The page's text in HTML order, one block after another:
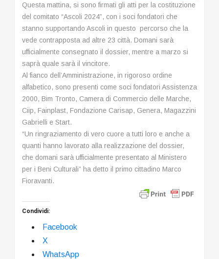
Questa mattina, si sono firmati gli atti per la costituzione
del comitato “Ascoli 2024”, con i soci fondatori che
stanno supportando Ascoli in questo percorso che la
vede contrapposta ad altre 23 città. Domani sarà
ufficialmente consegnato il dossier, mentre a marzo si
saprà quale sarà il vincitore.
Al fianco dell’Amministrazione, in rigoroso ordine
alfabetico, sono presenti come soci fondatori Assistenza
2000, Bim Tronto, Camera di Commercio delle Marche,
Ciip, Fainplast, Fondazione Carisap, Genera, Magazzini
Gabrielli e Start.
“Un ringraziamento di vero cuore a tutti loro e anche a
quanti hanno lavorato alla realizzazione del dossier,
che domani sarà ufficialmente presentato al Ministero
per i Beni Culturali” ha detto il primo cittadino Marco
Fioravanti.
Condividi:
Facebook
X
WhatsApp